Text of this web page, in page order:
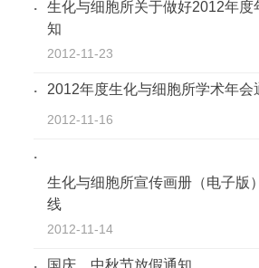
生化与细胞所关于做好2012年度
知
2012-11-23
2012年度生化与细胞所学术年会
2012-11-16
生化与细胞所宣传画册（电子版
线
2012-11-14